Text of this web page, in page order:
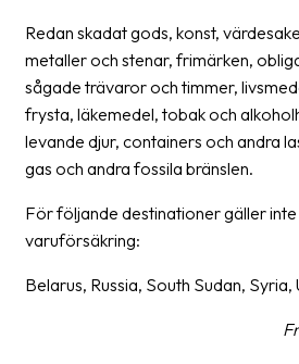
and
conditions
Privacy
Prohibited
and
dangerous
content
Redan skadat gods, konst,
metaller och stenar, frimärken,
sågade trävaror och timmer,
frysta, läkemedel, tobak och
levande djur, containers och andra
gas och andra fossila bränslen.
För följande destinationer gäller inte
varuförsäkring:
Belarus, Russia, South Sudan, Syria,